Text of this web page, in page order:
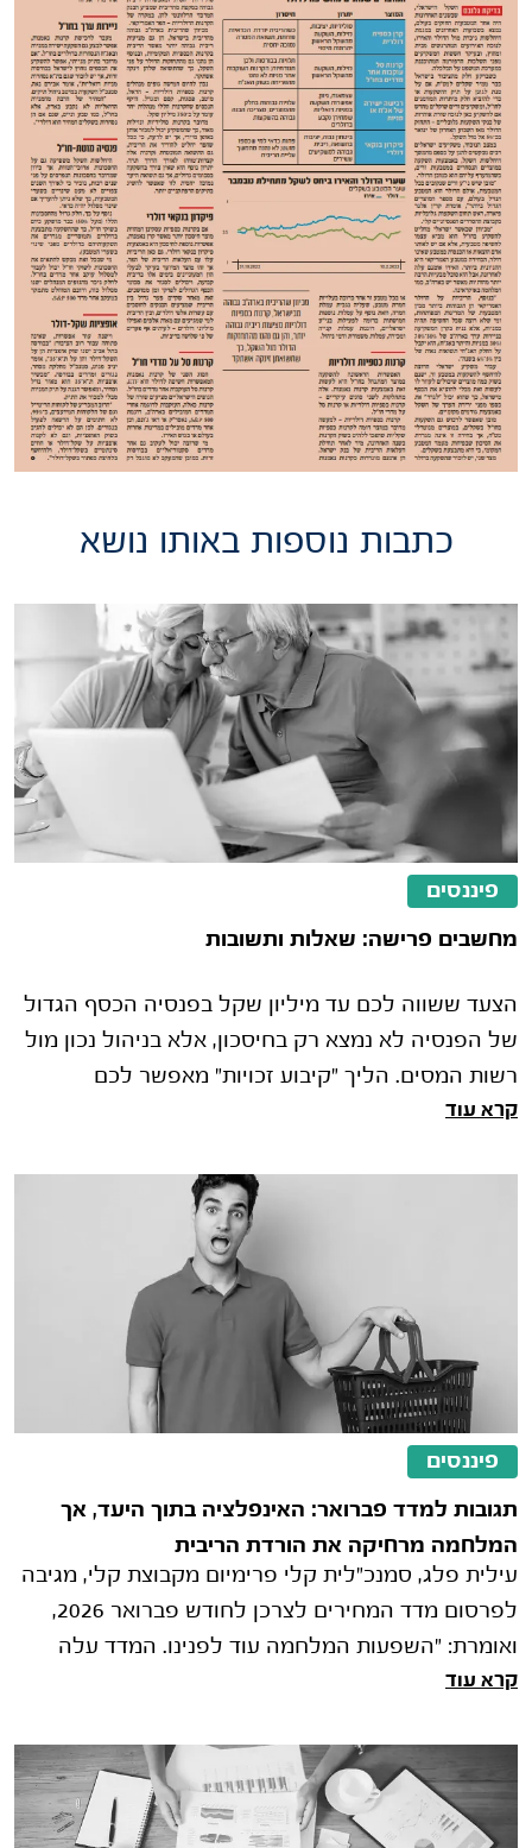
כתבות נוספות באותו נושא
פיננסים
מחשבים פרישה: שאלות ותשובות
הצעד ששווה לכם עד מיליון שקל בפנסיה הכסף הגדול
של הפנסיה לא נמצא רק בחיסכון, אלא בניהול נכון מול
רשות המסים. הליך "קיבוע זכויות" מאפשר לכם
להחליט איך לנצל את סל הפטורי
קרא עוד
פיננסים
תגובות למדד פברואר: האינפלציה בתוך היעד, אך
המלחמה מרחיקה את הורדת הריבית
עילית פלג, סמנכ"לית קלי פרימיום מקבוצת קלי, מגיבה
לפרסום מדד המחירים לצרכן לחודש פברואר 2026,
ואומרת: "השפעות המלחמה עוד לפנינו. המדד עלה
בפברואר ב-0.2%, מעט מעל ממוצע ציפי
קרא עוד